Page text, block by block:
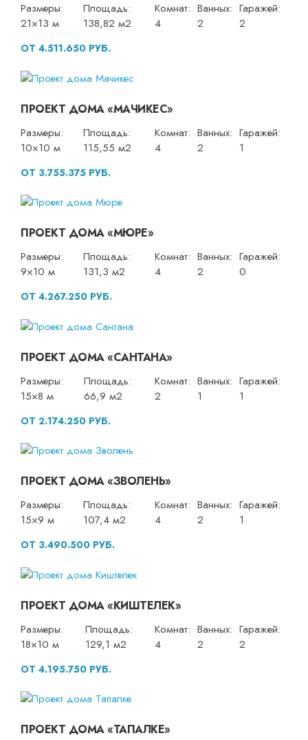
Размеры:
21×13 м
Площадь:
138,82 м2
Комнат:
4
Ванных:
2
Гаражей:
2
ОТ 4.511.650 РУБ.
ПРОЕКТ ДОМА «МАЧИКЕС»
Размеры:
10×10 м
Площадь:
115,55 м2
Комнат:
4
Ванных:
2
Гаражей:
1
ОТ 3.755.375 РУБ.
ПРОЕКТ ДОМА «МЮРЕ»
Размеры:
9×10 м
Площадь:
131,3 м2
Комнат:
4
Ванных:
2
Гаражей:
0
ОТ 4.267.250 РУБ.
ПРОЕКТ ДОМА «САНТАНА»
Размеры:
15×8 м
Площадь:
66,9 м2
Комнат:
2
Ванных:
1
Гаражей:
1
ОТ 2.174.250 РУБ.
ПРОЕКТ ДОМА «ЗВОЛЕНЬ»
Размеры:
15×9 м
Площадь:
107,4 м2
Комнат:
4
Ванных:
2
Гаражей:
1
ОТ 3.490.500 РУБ.
ПРОЕКТ ДОМА «КИШТЕЛЕК»
Размеры:
18×10 м
Площадь:
129,1 м2
Комнат:
4
Ванных:
2
Гаражей:
2
ОТ 4.195.750 РУБ.
ПРОЕКТ ДОМА «ТАПАЛКЕ»